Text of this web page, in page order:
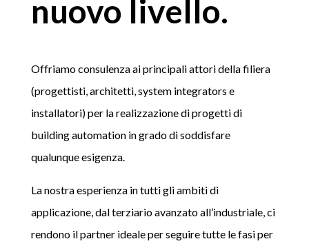
nuovo livello.
Offriamo consulenza ai principali attori della filiera
(progettisti, architetti, system integrators e
installatori) per la realizzazione di progetti di
building automation in grado di soddisfare
qualunque esigenza.
La nostra esperienza in tutti gli ambiti di
applicazione, dal terziario avanzato all’industriale, ci
rendono il partner ideale per seguire tutte le fasi per